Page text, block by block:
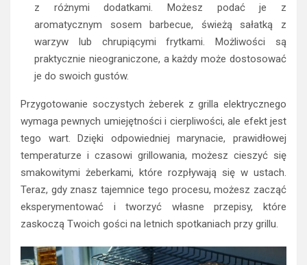
z różnymi dodatkami. Możesz podać je z
aromatycznym sosem barbecue, świeżą sałatką z
warzyw lub chrupiącymi frytkami. Możliwości są
praktycznie nieograniczone, a każdy może dostosować
je do swoich gustów.
Przygotowanie soczystych żeberek z grilla elektrycznego
wymaga pewnych umiejętności i cierpliwości, ale efekt jest
tego wart. Dzięki odpowiedniej marynacie, prawidłowej
temperaturze i czasowi grillowania, możesz cieszyć się
smakowitymi żeberkami, które rozpływają się w ustach.
Teraz, gdy znasz tajemnice tego procesu, możesz zacząć
eksperymentować i tworzyć własne przepisy, które
zaskoczą Twoich gości na letnich spotkaniach przy grillu.